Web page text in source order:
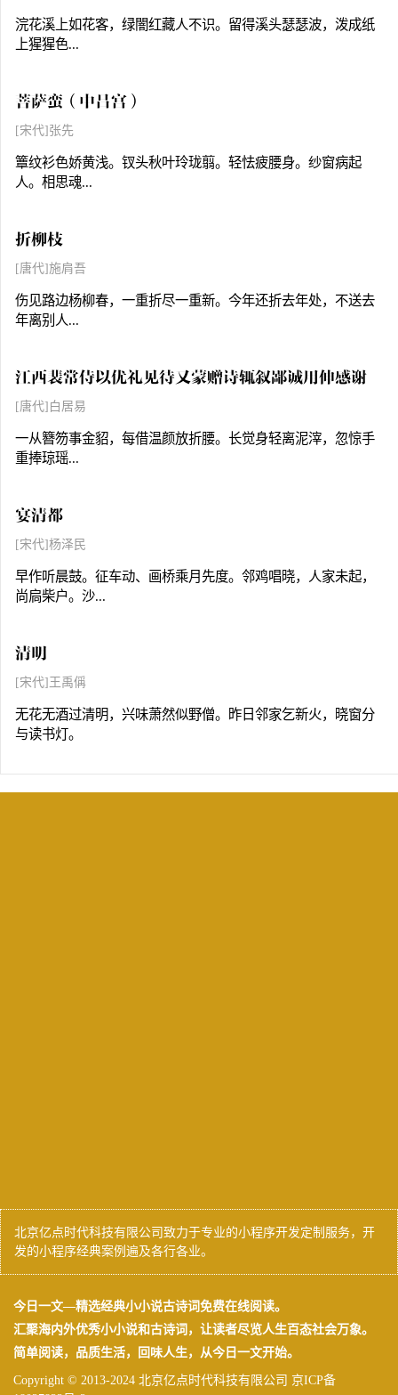
浣花溪上如花客，绿闇红藏人不识。留得溪头瑟瑟波，泼成纸
上猩猩色...
菩萨蛮（中吕宫）
[宋代]张先
簟纹衫色娇黄浅。钗头秋叶玲珑翦。轻怯疲腰身。纱窗病起
人。相思魂...
折柳枝
[唐代]施肩吾
伤见路边杨柳春，一重折尽一重新。今年还折去年处，不送去
年离别人...
江西裴常侍以优礼见待又蒙赠诗辄叙鄙诚用伸感谢
[唐代]白居易
一从簪笏事金貂，每借温颜放折腰。长觉身轻离泥滓，忽惊手
重捧琼瑶...
宴清都
[宋代]杨泽民
早作听晨鼓。征车动、画桥乘月先度。邻鸡唱晓，人家未起，
尚扃柴户。沙...
清明
[宋代]王禹偁
无花无酒过清明，兴味萧然似野僧。昨日邻家乞新火，晓窗分
与读书灯。
北京亿点时代科技有限公司致力于专业的小程序开发定制服务，开
发的小程序经典案例遍及各行各业。
今日一文—精选经典小小说古诗词免费在线阅读。
汇聚海内外优秀小小说和古诗词，让读者尽览人生百态社会万象。
简单阅读，品质生活，回味人生，从今日一文开始。
Copyright © 2013-2024 北京亿点时代科技有限公司 京ICP备